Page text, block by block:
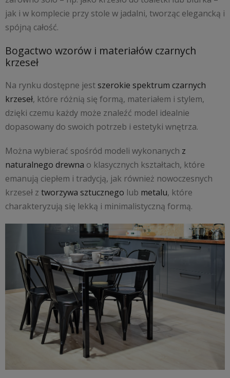
jak i w komplecie przy stole w jadalni, tworząc elegancką i
spójną całość.
Bogactwo wzorów i materiałów czarnych
krzeseł
Na rynku dostępne jestszerokie spektrum czarnych
krzeseł, które różnią się formą, materiałem i stylem,
dzięki czemu każdy może znaleźć model idealnie
dopasowany do swoich potrzeb i estetyki wnętrza.
Można wybierać spośród modeli wykonanych z
naturalnego drewna o klasycznych kształtach, które
emanują ciepłem i tradycją, jak również nowoczesnych
krzeseł z tworzywa sztucznego lub metalu, które
charakteryzują się lekką i minimalistyczną formą.